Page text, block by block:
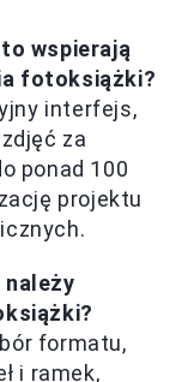
wspierają
fotoksiążki?
interfejs,
za
ponad 100
projektu
należy
formatu,
i ramek,